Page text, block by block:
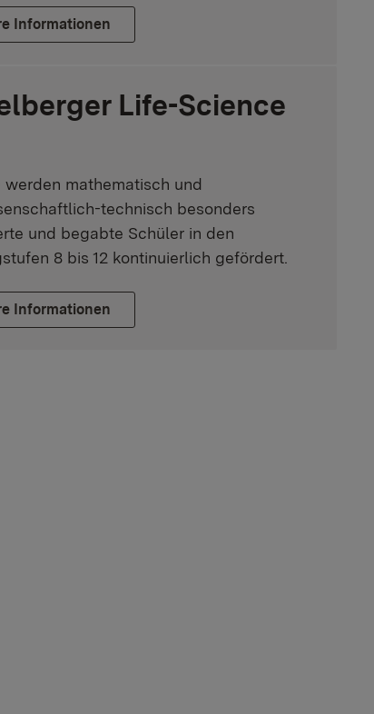
Informationen
Life-Science
werden mathematisch und
technisch besonders
und begabte Schüler in den
8 bis 12 kontinuierlich gefördert.
Informationen